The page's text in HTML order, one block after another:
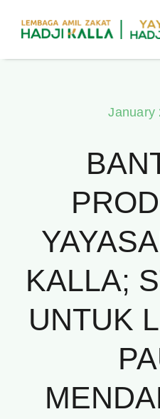
content
Publikasi
January
KALLA;
UNTUK